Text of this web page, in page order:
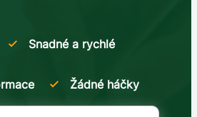
Snadné a rychlé
Žádné háčky